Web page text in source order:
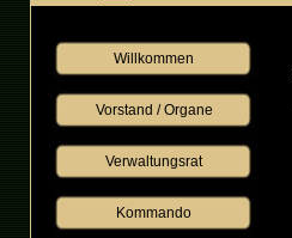
Willkommen
Vorstand / Organe
Verwaltungsrat
Kommando